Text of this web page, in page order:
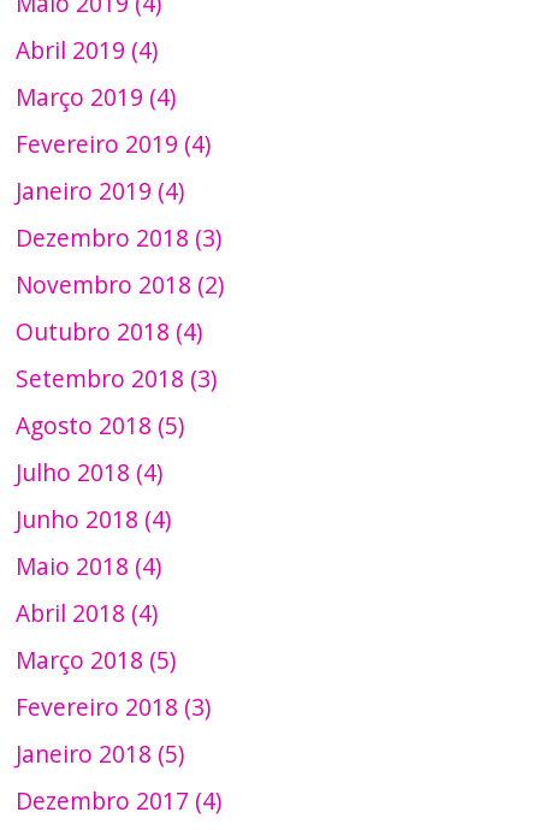
Abril 2019 (4)
Março 2019 (4)
Fevereiro 2019 (4)
Janeiro 2019 (4)
Dezembro 2018 (3)
Novembro 2018 (2)
Outubro 2018 (4)
Setembro 2018 (3)
Agosto 2018 (5)
Julho 2018 (4)
Junho 2018 (4)
Maio 2018 (4)
Abril 2018 (4)
Março 2018 (5)
Fevereiro 2018 (3)
Janeiro 2018 (5)
Dezembro 2017 (4)